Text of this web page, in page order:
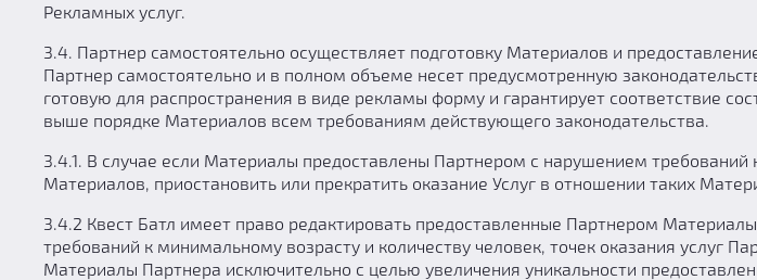
Рекламных услуг.
3.4. Партнер самостоятельно осуществляет подготовку Материалов и
Партнер самостоятельно и в полном объеме несет предусмотренную
готовую для распространения в виде рекламы форму и гарантирует соответствие
выше порядке Материалов всем требованиям действующего законодательства.
3.4.1. В случае если Материалы предоставлены Партнером с нарушением
Материалов, приостановить или прекратить оказание Услуг в отношении таких
3.4.2 Квест Батл имеет право редактировать предоставленные Партнером
требований к минимальному возрасту и количеству человек, точек оказания услуг
Материалы Партнера исключительно с целью увеличения уникальности